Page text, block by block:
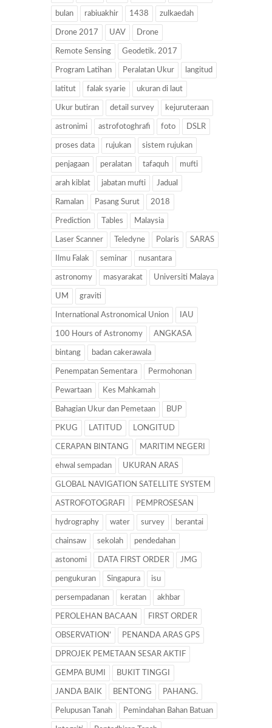
bulan rabiuakhir 1438 zulkaedah
Drone 2017 UAV Drone
Remote Sensing Geodetik. 2017
Program Latihan Peralatan Ukur langitud
latitut falak syarie ukuran di laut
Ukur butiran detail survey kejuruteraan
astronimi astrofotoghrafi foto DSLR
proses data rujukan sistem rujukan
penjagaan peralatan tafaquh mufti
arah kiblat jabatan mufti Jadual
Ramalan Pasang Surut 2018
Prediction Tables Malaysia
Laser Scanner Teledyne Polaris SARAS
Ilmu Falak seminar nusantara
astronomy masyarakat Universiti Malaya
UM graviti
International Astronomical Union IAU
100 Hours of Astronomy ANGKASA
bintang badan cakerawala
Penempatan Sementara Permohonan
Pewartaan Kes Mahkamah
Bahagian Ukur dan Pemetaan BUP
PKUG LATITUD LONGITUD
CERAPAN BINTANG MARITIM NEGERI
ehwal sempadan UKURAN ARAS
GLOBAL NAVIGATION SATELLITE SYSTEM
ASTROFOTOGRAFI PEMPROSESAN
hydrography water survey berantai
chainsaw sekolah pendedahan
astonomi DATA FIRST ORDER JMG
pengukuran Singapura isu
persempadanan keratan akhbar
PEROLEHAN BACAAN FIRST ORDER
OBSERVATION’ PENANDA ARAS GPS
DPROJEK PEMETAAN SESAR AKTIF
GEMPA BUMI BUKIT TINGGI
JANDA BAIK BENTONG PAHANG.
Pelupusan Tanah Pemindahan Bahan Batuan